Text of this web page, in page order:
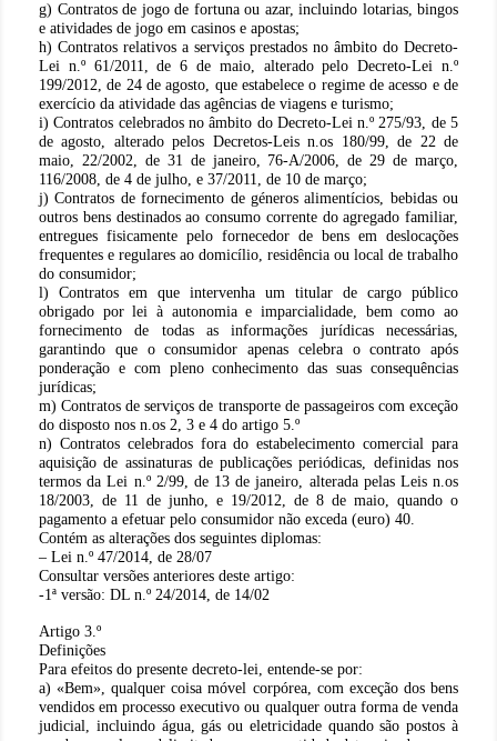
g) Contratos de jogo de fortuna ou azar, incluindo lotarias, bingos
e atividades de jogo em casinos e apostas;
h) Contratos relativos a serviços prestados no âmbito do Decreto-
Lei n.º 61/2011, de 6 de maio, alterado pelo Decreto-Lei n.º
199/2012, de 24 de agosto, que estabelece o regime de acesso e de
exercício da atividade das agências de viagens e turismo;
i) Contratos celebrados no âmbito do Decreto-Lei n.º 275/93, de 5
de agosto, alterado pelos Decretos-Leis n.os 180/99, de 22 de
maio, 22/2002, de 31 de janeiro, 76-A/2006, de 29 de março,
116/2008, de 4 de julho, e 37/2011, de 10 de março;
j) Contratos de fornecimento de géneros alimentícios, bebidas ou
outros bens destinados ao consumo corrente do agregado familiar,
entregues fisicamente pelo fornecedor de bens em deslocações
frequentes e regulares ao domicílio, residência ou local de trabalho
do consumidor;
l) Contratos em que intervenha um titular de cargo público
obrigado por lei à autonomia e imparcialidade, bem como ao
fornecimento de todas as informações jurídicas necessárias,
garantindo que o consumidor apenas celebra o contrato após
ponderação e com pleno conhecimento das suas consequências
jurídicas;
m) Contratos de serviços de transporte de passageiros com exceção
do disposto nos n.os 2, 3 e 4 do artigo 5.º
n) Contratos celebrados fora do estabelecimento comercial para
aquisição de assinaturas de publicações periódicas, definidas nos
termos da Lei n.º 2/99, de 13 de janeiro, alterada pelas Leis n.os
18/2003, de 11 de junho, e 19/2012, de 8 de maio, quando o
pagamento a efetuar pelo consumidor não exceda (euro) 40.
Contém as alterações dos seguintes diplomas:
– Lei n.º 47/2014, de 28/07
Consultar versões anteriores deste artigo:
-1ª versão: DL n.º 24/2014, de 14/02
Artigo 3.º
Definições
Para efeitos do presente decreto-lei, entende-se por:
a) «Bem», qualquer coisa móvel corpórea, com exceção dos bens
vendidos em processo executivo ou qualquer outra forma de venda
judicial, incluindo água, gás ou eletricidade quando são postos à